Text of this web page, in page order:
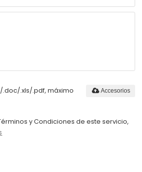
.xls/.pdf, máximo
Accesorios
y Condiciones de este servicio,